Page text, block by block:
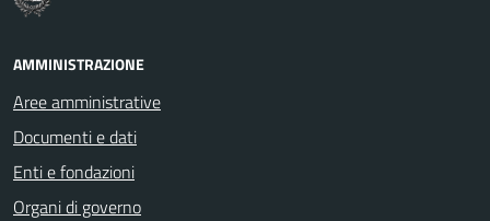
AMMINISTRAZIONE
Aree amministrative
Documenti e dati
Enti e fondazioni
Organi di governo